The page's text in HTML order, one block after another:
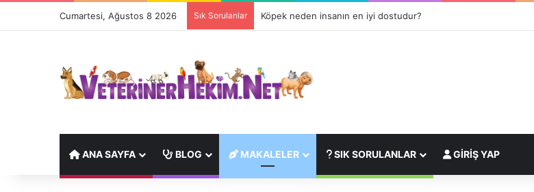
Cumartesi, Ağustos 8 2026 Sık Sorulanlar Köpek neden insanın en iyi dostudur?
ANA SAYFA BLOG MAKALELER SIK SORULANLAR GIRIŞ YAP